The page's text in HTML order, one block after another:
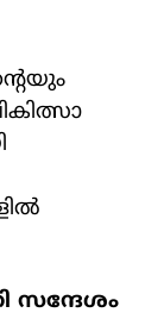
സന്ദേശം